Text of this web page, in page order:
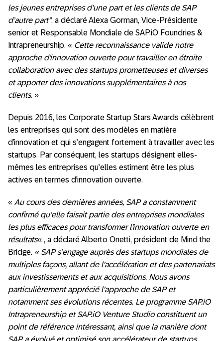
les jeunes entreprises d’une part et les clients de SAP
d’autre part”, a déclaré Alexa Gorman, Vice-Présidente
senior et Responsable Mondiale de SAP.iO Foundries &
Intrapreneurship. « Cette reconnaissance valide notre
approche d’innovation ouverte pour travailler en étroite
collaboration avec des startups prometteuses et diverses
et apporter des innovations supplémentaires à nos
clients. »
Depuis 2016, les Corporate Startup Stars Awards célèbrent
les entreprises qui sont des modèles en matière
d’innovation et qui s’engagent fortement à travailler avec les
startups. Par conséquent, les startups désignent elles-
mêmes les entreprises qu’elles estiment être les plus
actives en termes d’innovation ouverte.
« Au cours des dernières années, SAP a constamment
confirmé qu’elle faisait partie des entreprises mondiales
les plus efficaces pour transformer l’innovation ouverte en
résultats« , a déclaré Alberto Onetti, président de Mind the
Bridge. « SAP s’engage auprès des startups mondiales de
multiples façons, allant de l’accélération et des partenariats
aux investissements et aux acquisitions. Nous avons
particulièrement apprécié l’approche de SAP et
notamment ses évolutions récentes. Le programme SAP.iO
Intrapreneurship et SAP.iO Venture Studio constituent un
point de référence intéressant, ainsi que la manière dont
SAP a évolué et optimisé son accélérateur de startups